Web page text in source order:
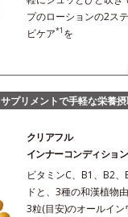
プのローションの2ス
ビケア*1 を
サプリメントで手軽な栄養摂
クリアフル
インナーコンディション
ビタミンC、B1、B2、
ドと、3種の和漢植物
3粒(目安)のオールイ